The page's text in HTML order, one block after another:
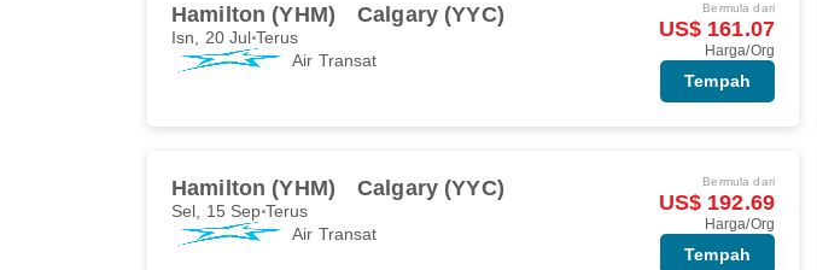
Hamilton (YHM) Calgary (YYC)
Isn, 20 Jul Terus
Air Transat
Bermula dari
US$ 161.07
Harga/Org
Tempah
Hamilton (YHM) Calgary (YYC)
Sel, 15 Sep Terus
Air Transat
Bermula dari
US$ 192.69
Harga/Org
Tempah